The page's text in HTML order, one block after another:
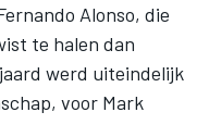
Alonso, die
te halen dan
werd uiteindelijk
voor Mark